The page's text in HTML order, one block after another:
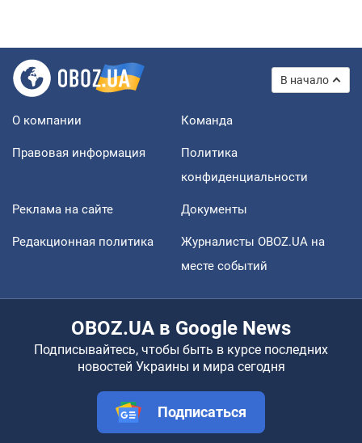
В начало
О компании Команда
Правовая информация
Политика
конфиденциальности
Реклама на сайте Документы
Редакционная политика
Журналисты OBOZ.UA на
месте событий
OBOZ.UA в Google News
Подписывайтесь, чтобы быть в курсе последних
новостей Украины и мира сегодня
Подписаться